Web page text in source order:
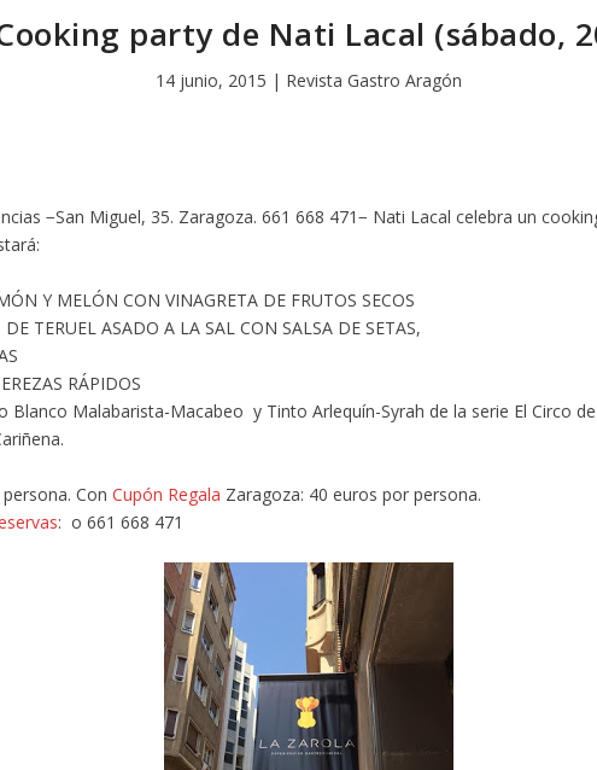
party de Nati Lacal (sábado,
14 junio, 2015 | Revista Gastro Aragón
−San Miguel, 35. Zaragoza. 661 668 471− Nati Lacal celebra un
Y MELÓN CON VINAGRETA DE FRUTOS SECOS
TERUEL ASADO A LA SAL CON SALSA DE SETAS,
RÁPIDOS
Blanco Malabarista-Macabeo y Tinto Arlequín-Syrah de la serie El Circo
Con Cupón Regala Zaragoza: 40 euros por persona.
: o 661 668 471